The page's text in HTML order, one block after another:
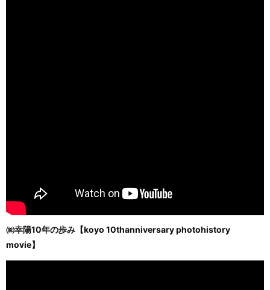
㈱幸陽10年の歩み【koyo 10thanniversary photohistory
movie】